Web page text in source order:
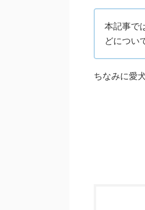
本記事で
どについ
ちなみに愛